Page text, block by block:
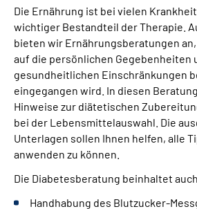
Leichte Sprache
Gebärdensprache
Die Ernährung ist bei vielen
wichtiger Bestandteil der Therapie.
bieten wir Ernährungsberatungen
auf die persönlichen Gegebenheiten
gesundheitlichen Einschränkungen
eingegangen wird. In diesen
Hinweise zur diätetischen
bei der Lebensmittelauswahl. Die
Unterlagen sollen Ihnen helfen, alle
anwenden zu können.
Die Diabetesberatung beinhaltet
Handhabung des Blutzucker-